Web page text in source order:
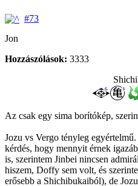
#73
Jon
Hozzászólások: 3333
Az csak egy sima borítókép,
Jozu vs Vergo tényleg
kérdés, hogy mennyit érnek
is, szerintem Jinbei nincsen
hiszem, Doffy sem volt, és
erősebb a Shichibukaiból), de